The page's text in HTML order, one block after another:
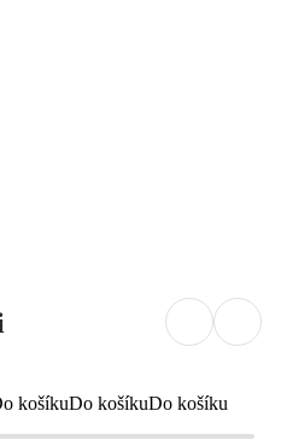
košíkuDo košíkuDo košíku